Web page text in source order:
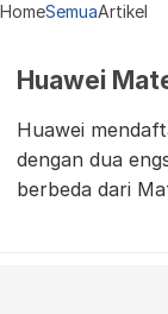
HomeSemuaArtikel
Huawei
Huawei
dengan dua
berbeda dari